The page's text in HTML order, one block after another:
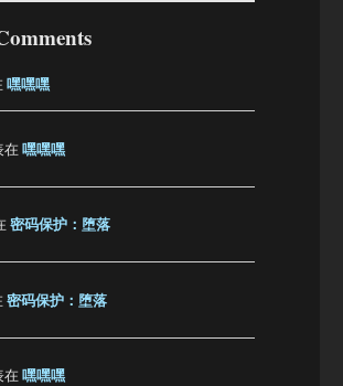
嘿嘿嘿
在嘿嘿嘿
密码保护：堕落
密码保护：堕落
在嘿嘿嘿